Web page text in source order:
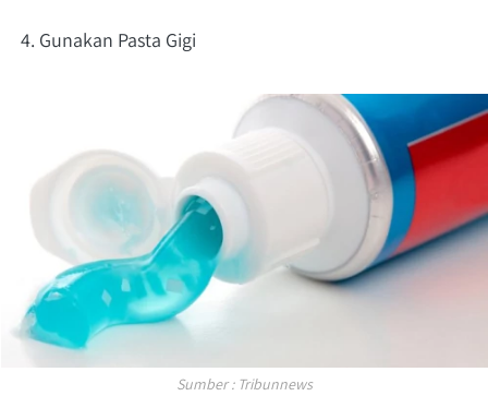
4. Gunakan Pasta Gigi
Sumber : Tribunnews